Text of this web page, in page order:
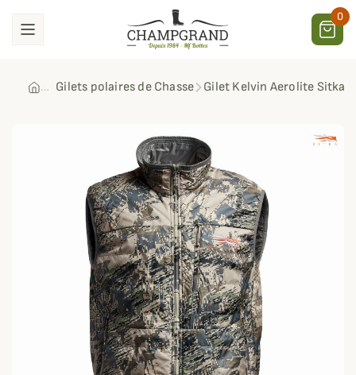
0
Gilets polaires de Chasse Gilet Kelvin Aerolite Sitka